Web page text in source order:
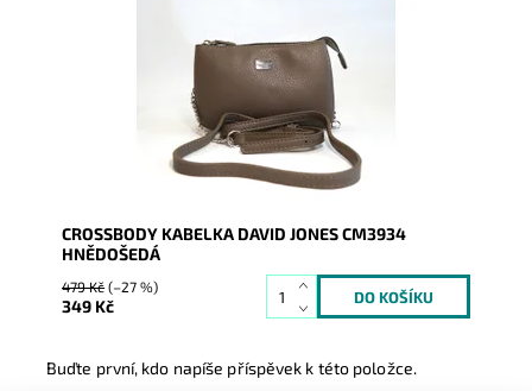
Skladem
1664
David Jones Paris
2 roky
CROSSBODY KABELKA DAVID JONES CM3934
HNĚDOŠEDÁ
479 Kč(–27 %)
349 Kč
Buďte první, kdo napíše příspěvek k této položce.